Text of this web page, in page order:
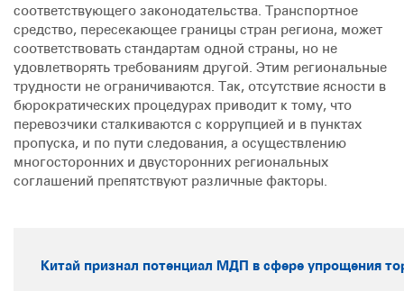
соответствующего законодательства. Транспортное
средство, пересекающее границы стран региона, может
соответствовать стандартам одной страны, но не
удовлетворять требованиям другой. Этим региональные
трудности не ограничиваются. Так, отсутствие ясности в
бюрократических процедурах приводит к тому, что
перевозчики сталкиваются с коррупцией и в пунктах
пропуска, и по пути следования, а осуществлению
многосторонних и двусторонних региональных
соглашений препятствуют различные факторы.
Китай признал потенциал МДП в сфере упрощения